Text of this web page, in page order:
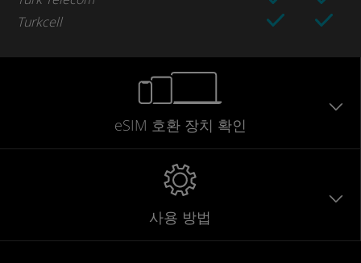
Turkcell
eSIM 호환 장치 확인
사용 방법